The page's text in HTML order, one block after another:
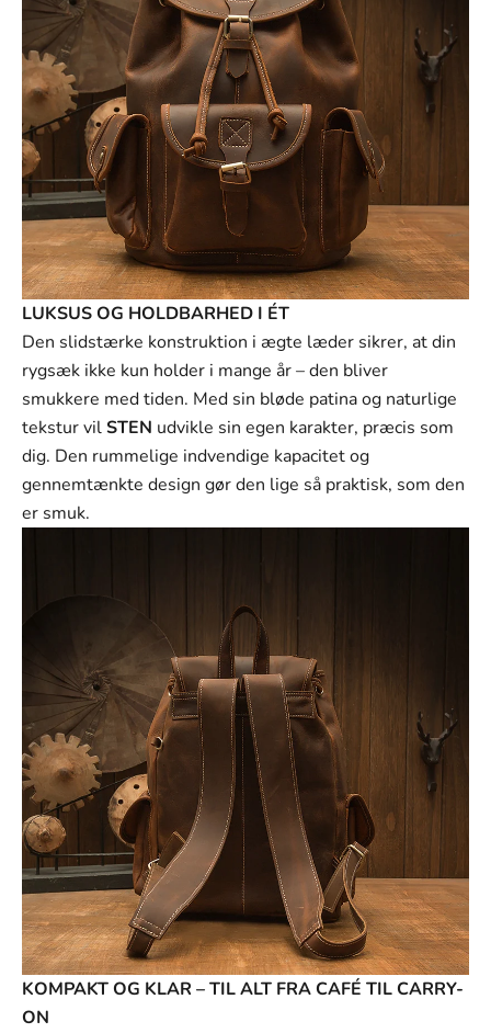
LUKSUS OG HOLDBARHED I ÉT
Den slidstærke konstruktion i ægte læder sikrer, at din
rygsæk ikke kun holder i mange år – den bliver
smukkere med tiden. Med sin bløde patina og naturlige
tekstur vilSTEN udvikle sin egen karakter, præcis som
dig. Den rummelige indvendige kapacitet og
gennemtænkte design gør den lige så praktisk, som den
er smuk.
KOMPAKT OG KLAR – TIL ALT FRA CAFÉ TIL CARRY-
ON